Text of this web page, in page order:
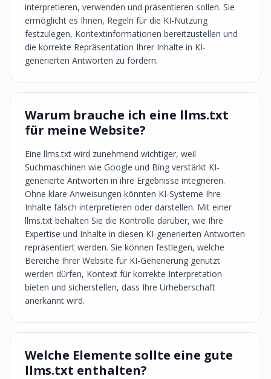
interpretieren, verwenden und präsentieren sollen. Sie
ermöglicht es Ihnen, Regeln für die KI-Nutzung
festzulegen, Kontextinformationen bereitzustellen und
die korrekte Repräsentation Ihrer Inhalte in KI-
generierten Antworten zu fördern.
Warum brauche ich eine llms.txt
für meine Website?
Eine llms.txt wird zunehmend wichtiger, weil
Suchmaschinen wie Google und Bing verstärkt KI-
generierte Antworten in ihre Ergebnisse integrieren.
Ohne klare Anweisungen könnten KI-Systeme Ihre
Inhalte falsch interpretieren oder darstellen. Mit einer
llms.txt behalten Sie die Kontrolle darüber, wie Ihre
Expertise und Inhalte in diesen KI-generierten Antworten
repräsentiert werden. Sie können festlegen, welche
Bereiche Ihrer Website für KI-Generierung genutzt
werden dürfen, Kontext für korrekte Interpretation
bieten und sicherstellen, dass Ihre Urheberschaft
anerkannt wird.
Welche Elemente sollte eine gute
llms.txt enthalten?